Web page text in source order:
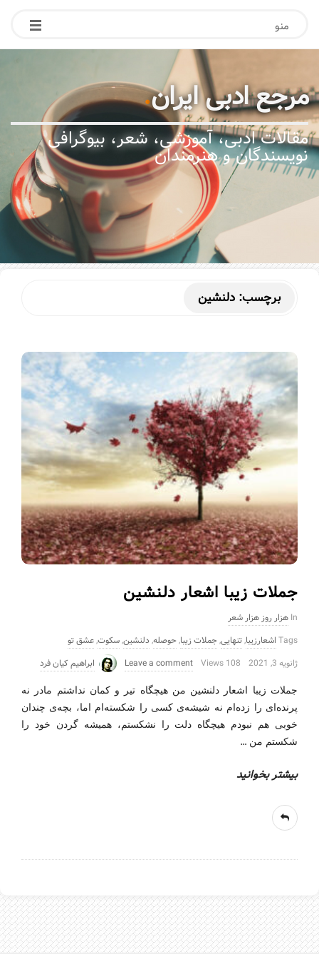
منو
مرجع ادبی ایران.
مقالات ادبی، آموزشی، شعر، بیوگرافی
نویسندگان و هنرمندان
برچسب: دلنشین
جملات زیبا اشعار دلنشین
In هزار روز هزار شعر
Tags اشعارزیبا,تنهایی,جملات زیبا,حوصله,دلنشین,سکوت,عشق تو
ژانویه 3, 2021
108 Views
Leave a comment ابراهیم کیان فرد
جملات زیبا اشعار دلنشین من هیچگاه تیر و کمان نداشتم مادر نه
پرنده‌ای را زده‌ام نه شیشه‌ی کسی را شکسته‌ام اما، بچه‌ی چندان
خوبی هم نبودم هیچگاه دلت را نشکستم، همیشه گردن خود را
شکستم من …
بیشتر بخوانید